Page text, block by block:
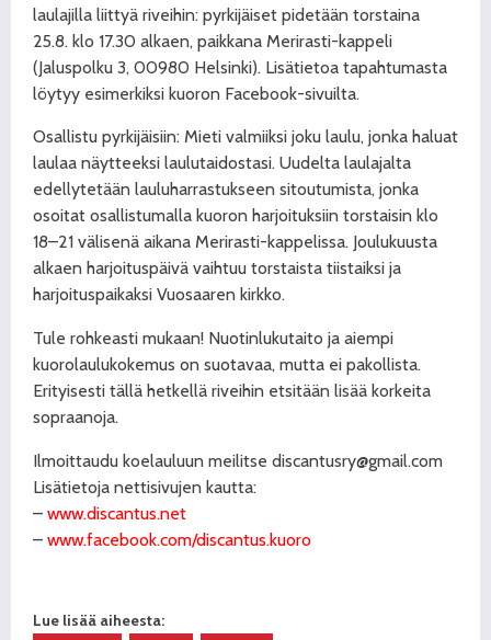
laulajilla liittyä riveihin: pyrkijäiset pidetään torstaina
25.8. klo 17.30 alkaen, paikkana Merirasti-kappeli
(Jaluspolku 3, 00980 Helsinki). Lisätietoa tapahtumasta
löytyy esimerkiksi kuoron Facebook-sivuilta.
Osallistu pyrkijäisiin: Mieti valmiiksi joku laulu, jonka haluat
laulaa näytteeksi laulutaidostasi. Uudelta laulajalta
edellytetään lauluharrastukseen sitoutumista, jonka
osoitat osallistumalla kuoron harjoituksiin torstaisin klo
18–21 välisenä aikana Merirasti-kappelissa. Joulukuusta
alkaen harjoituspäivä vaihtuu torstaista tiistaiksi ja
harjoituspaikaksi Vuosaaren kirkko.
Tule rohkeasti mukaan! Nuotinlukutaito ja aiempi
kuorolaulukokemus on suotavaa, mutta ei pakollista.
Erityisesti tällä hetkellä riveihin etsitään lisää korkeita
sopraanoja.
Ilmoittaudu koelauluun meilitse discantusry@gmail.com
Lisätietoja nettisivujen kautta:
– www.discantus.net
– www.facebook.com/discantus.kuoro
Lue lisää aiheesta: